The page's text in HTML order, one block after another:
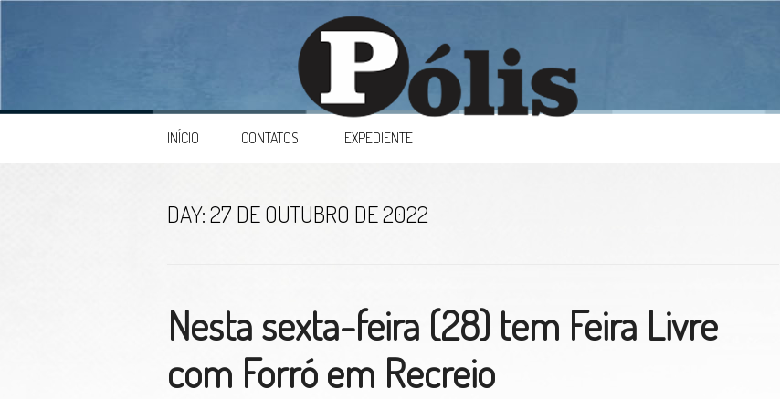
INÍCIO CONTATOS EXPEDIENTE
DAY:27 DE OUTUBRO DE 2022
Nesta sexta-feira (28) tem Feira Livre
com Forró em Recreio